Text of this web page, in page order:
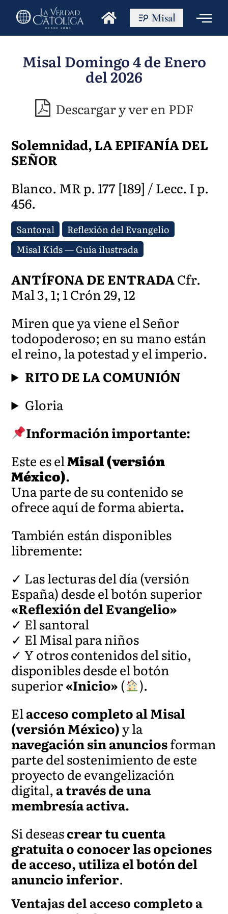
Misal
Misal Domingo 4 de Enero
del 2026
Descargar y ver en PDF
Solemnidad, LA EPIFANÍA DEL
SEÑOR
Blanco. MR p. 177 [189] / Lecc. I p.
456.
Santoral
Reflexión del Evangelio
Misal Kids — Guía ilustrada
ANTÍFONA DE ENTRADACfr.
Mal 3, 1; 1 Crón 29, 12
Miren que ya viene el Señor
todopoderoso; en su mano están
el reino, la potestad y el imperio.
RITO DE LA COMUNIÓN
Gloria
Información importante:
Este es elMisal (versión
México).
Una parte de su contenido se
ofrece aquí de forma abierta.
También están disponibles
libremente:
✓ Las lecturas del día (versión
España) desde el botón superior
«Reflexión del Evangelio»
✓ El santoral
✓ El Misal para niños
✓ Y otros contenidos del sitio,
disponibles desde el botón
superior«Inicio»(
).
Elacceso completo al Misal
(versión México)y la
navegación sin anunciosforman
parte del sostenimiento de este
proyecto de evangelización
digital, a través de una
membresía activa.
Si deseascrear tu cuenta
gratuita o conocer las opciones
de acceso, utiliza el botón del
anuncio inferior.
Ventajas del acceso completo a